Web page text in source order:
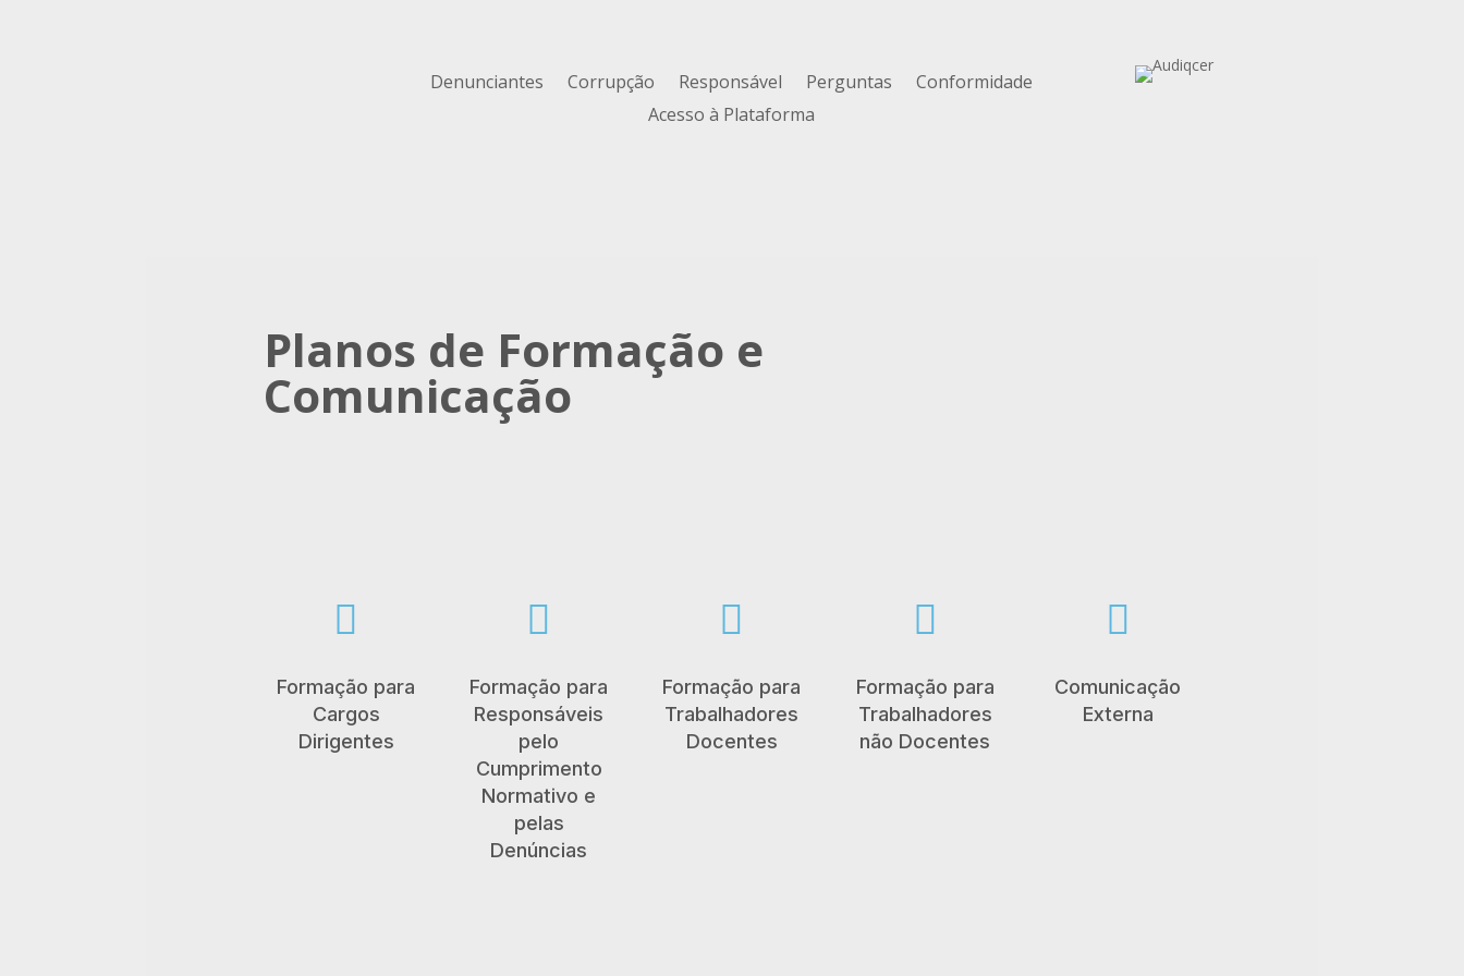
Denunciantes Corrupção Responsável Perguntas
Conformidade
Acesso à Plataforma
Planos de Formação e
Comunicação

Formação para
Cargos
Dirigentes

Formação para
Responsáveis
pelo
Cumprimento
Normativo e
pelas
Denúncias

Formação para
Trabalhadores
Docentes

Formação para
Trabalhadores
não Docentes

Comunicação
Externa